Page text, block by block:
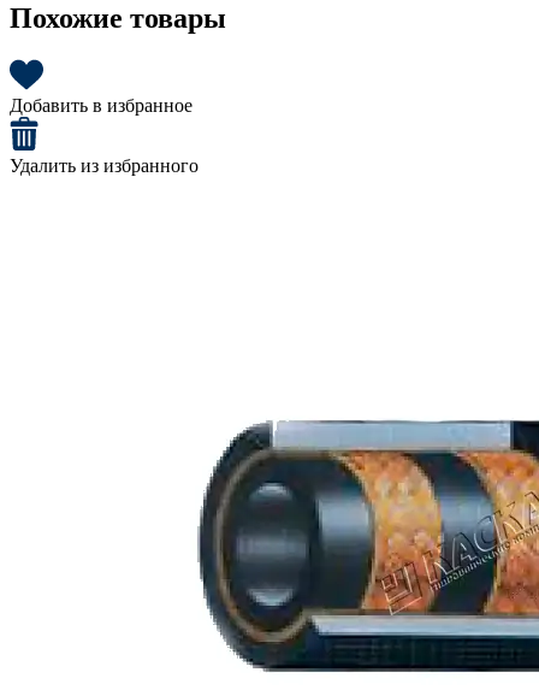
Похожие товары
Добавить в избранное
Удалить из избранного